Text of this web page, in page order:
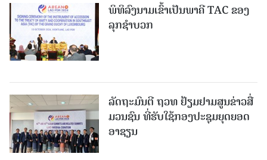
ພິທິລົງນາມເຂົ້າເປັນພາຄີ TAC ຂອງ
ລຸກຊຳບວກ
ລັດຖະມົນຕີ ຖວທ ຢ້ຽມຢາມສູນຂ່າວສື່
ມວນຊົນ ທີ່ຮັບໃຊ້ກອງປະຊຸມຍຸດຍອດ
ອາຊຽນ